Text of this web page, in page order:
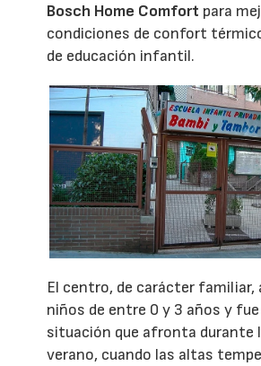
Bosch Home Comfort para
condiciones de confort
de educación infantil.
El centro, de carácter familiar,
niños de entre 0 y 3 años y
situación que afronta durante
verano, cuando las altas